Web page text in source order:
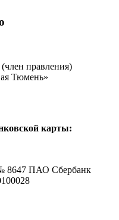
правления)
Тюмень»
карты:
8647 ПАО Сбербанк